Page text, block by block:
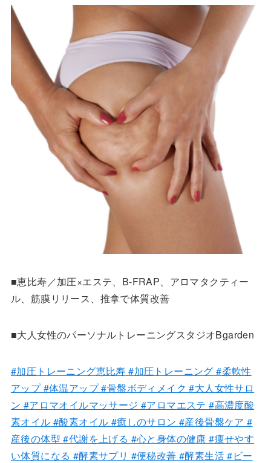
■恵比寿／加圧×エステ、B-FRAP、アロマタクティー
ル、筋膜リリース、推拿で体質改善
■大人女性のパーソナルトレーニングスタジオBgarden
#加圧トレーニング恵比寿 #加圧トレーニング #柔軟性
アップ#体温アップ#骨盤ボディメイク#大人女性サロ
ン #アロマオイルマッサージ #アロマエステ#高濃度酸
素オイル #酸素オイル #癒しのサロン #産後骨盤ケア#
産後の体型#代謝を上げる #心と身体の健康#痩せやす
い体質になる #酵素サプリ #便秘改善 #酵素生活#ビー